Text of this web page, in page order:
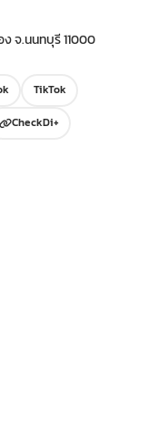
ง จ.นนทบุรี 11000
TikTok
CheckDi+